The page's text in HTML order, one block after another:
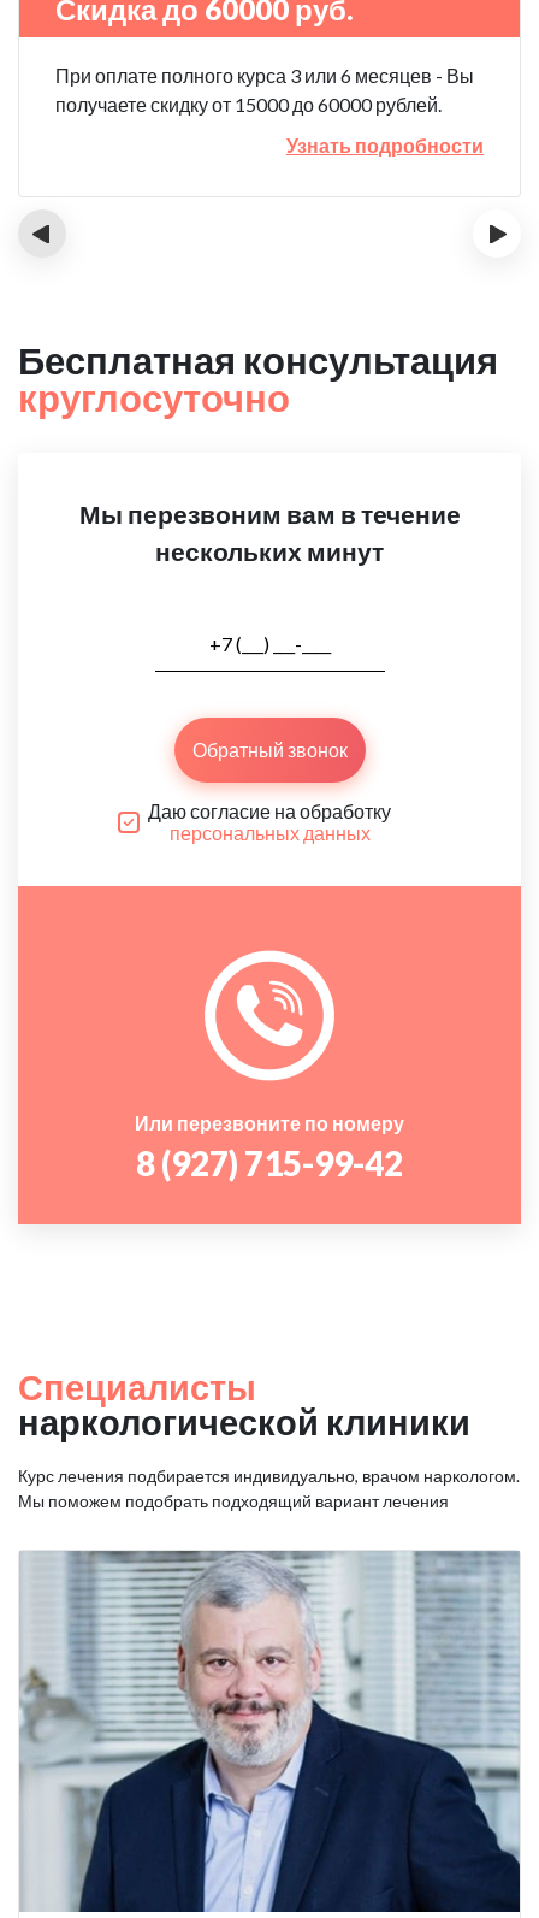
Скидка до 60000 руб.
При оплате полного курса 3 или 6 месяцев - Вы
получаете скидку от 15000 до 60000 рублей.
Узнать подробности
‹ ›
Бесплатная консультация
круглосуточно
Мы перезвоним вам в течение
нескольких минут
Обратный звонок
Даю согласие на обработку
персональных данных
Или перезвоните по номеру
8 (927) 715-99-42
Специалисты
наркологической клиники
Курс лечения подбирается индивидуально, врачом наркологом.
Мы поможем подобрать подходящий вариант лечения